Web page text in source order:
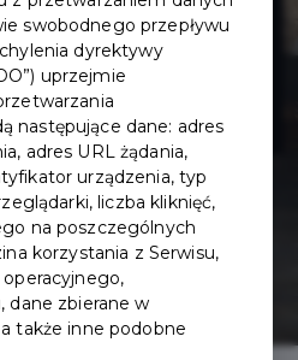
Food
- kopia
swobodnego przepływu
dyrektywy
uprzejmie
następujące dane: adres
adres URL żądania,
urządzenia, typ
liczba kliknięć,
na poszczególnych
korzystania z Serwisu,
dane zbierane w
także inne podobne